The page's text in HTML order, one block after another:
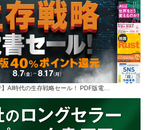
】AI時代の生存戦略セール！ PDF版電…